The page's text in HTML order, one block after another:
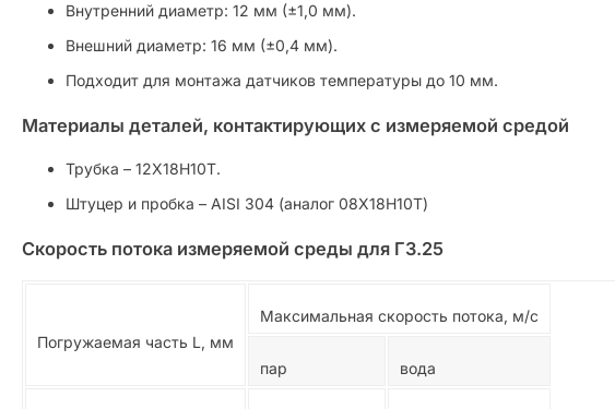
Внутренний диаметр: 12 мм (±1,0 мм).
Внешний диаметр: 16 мм (±0,4 мм).
Подходит для монтажа датчиков температуры до 10 мм.
Материалы деталей, контактирующих с измеряемой средой
Трубка – 12Х18Н10Т.
Штуцер и пробка – AISI 304 (аналог 08Х18Н10Т)
Скорость потока измеряемой среды для ГЗ.25
Погружаемая часть L, мм
Максимальная скорость потока, м/с
пар вода